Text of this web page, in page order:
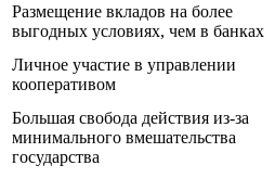
Размещение вкладов на более
выгодных условиях, чем в банках
Личное участие в управлении
кооперативом
Большая свобода действия из-за
минимального вмешательства
государства